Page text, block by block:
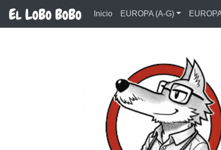
Inicio EUROPA (A-G)